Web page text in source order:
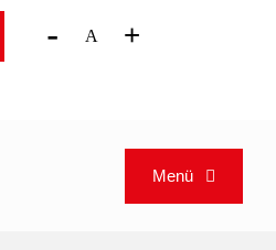
- A +
Menü